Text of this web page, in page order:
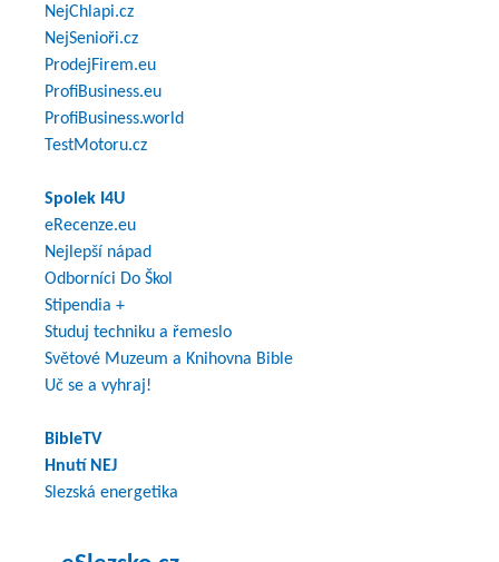
NejChlapi.cz
NejSenioři.cz
ProdejFirem.eu
ProfiBusiness.eu
ProfiBusiness.world
TestMotoru.cz
Spolek I4U
eRecenze.eu
Nejlepší nápad
Odborníci Do Škol
Stipendia +
Studuj techniku a řemeslo
Světové Muzeum a Knihovna Bible
Uč se a vyhraj!
BibleTV
Hnutí NEJ
Slezská energetika